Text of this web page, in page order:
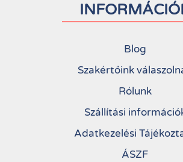
Blog
Szakértőink
Rólunk
Szállítási
Adatkezelési
ÁSZF